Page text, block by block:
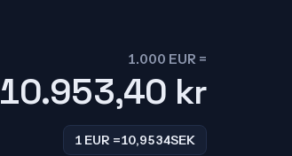
1.000 EUR =
10.953,40 kr
1 EUR =10,9534SEK